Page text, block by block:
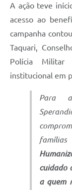
A ação teve
acesso ao
campanha
Taquari,
Polícia Militar
institucional em
Para
cuidado
a quem